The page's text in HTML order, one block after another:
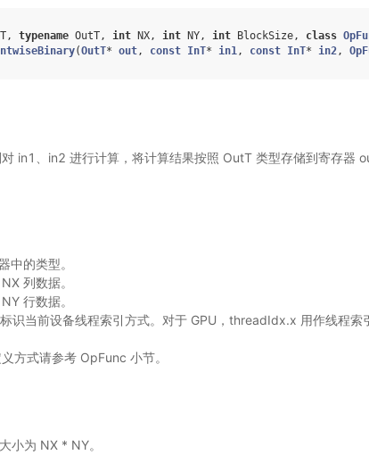
, typename OutT , int NX , int NY , int BlockSize , class
(OutT* out , const InT* in1 , const InT* in2 ,
in1、in2 进行计算，将计算结果按照 OutT 类型存储到寄存器
中的类型。
列数据。
行数据。
识当前设备线程索引方式。对于 GPU，threadIdx.x 用作线程索
方式请参考 OpFunc 小节。
小为 NX * NY。